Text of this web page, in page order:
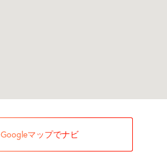
Googleマップでナビ